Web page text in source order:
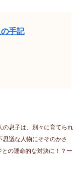
手記
の息子は、別々に育てられ
議な人物にそそのかさ
の運命的な対決に！？ー